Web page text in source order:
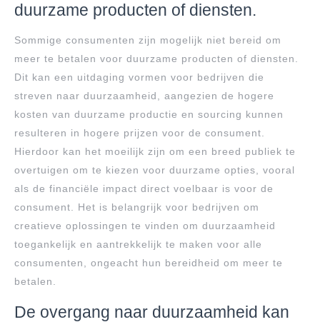
duurzame producten of diensten.
Sommige consumenten zijn mogelijk niet bereid om
meer te betalen voor duurzame producten of diensten.
Dit kan een uitdaging vormen voor bedrijven die
streven naar duurzaamheid, aangezien de hogere
kosten van duurzame productie en sourcing kunnen
resulteren in hogere prijzen voor de consument.
Hierdoor kan het moeilijk zijn om een breed publiek te
overtuigen om te kiezen voor duurzame opties, vooral
als de financiële impact direct voelbaar is voor de
consument. Het is belangrijk voor bedrijven om
creatieve oplossingen te vinden om duurzaamheid
toegankelijk en aantrekkelijk te maken voor alle
consumenten, ongeacht hun bereidheid om meer te
betalen.
De overgang naar duurzaamheid kan